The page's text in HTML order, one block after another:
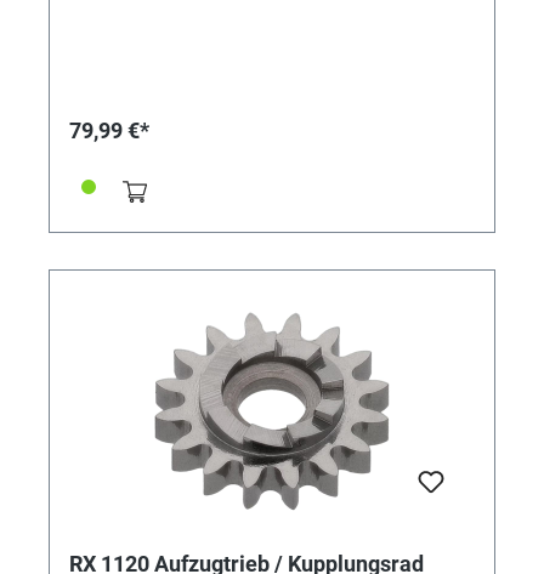
79,99 €*
RX 1120 Aufzugtrieb / Kupplungsrad